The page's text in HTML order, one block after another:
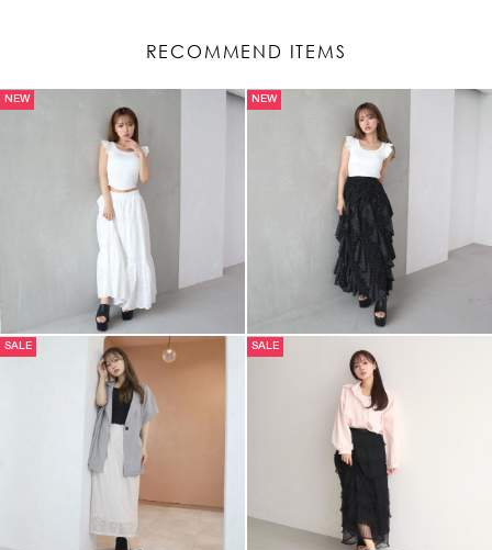
RECOMMEND ITEMS
NEW NEW
SALE SALE